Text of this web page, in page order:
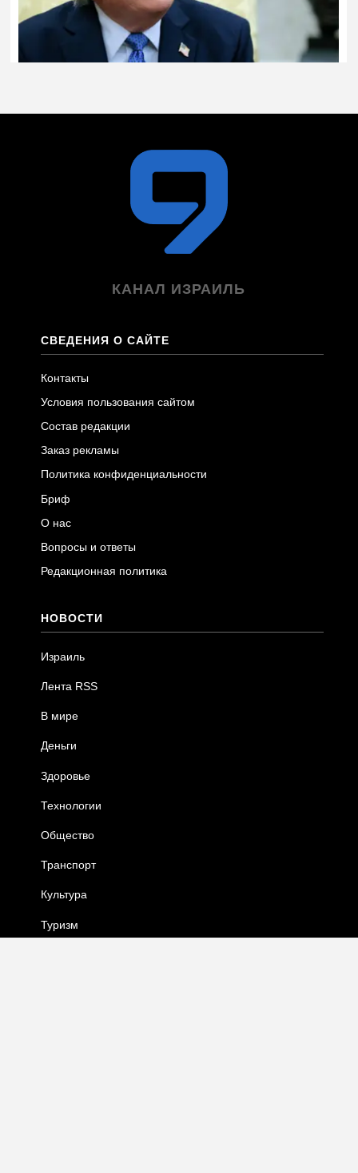
КАНАЛ ИЗРАИЛЬ
СВЕДЕНИЯ О САЙТЕ
Контакты
Условия пользования сайтом
Состав редакции
Заказ рекламы
Политика конфиденциальности
Бриф
О нас
Вопросы и ответы
Редакционная политика
НОВОСТИ
Израиль
Лента RSS
В мире
Деньги
Здоровье
Технологии
Общество
Транспорт
Культура
Туризм